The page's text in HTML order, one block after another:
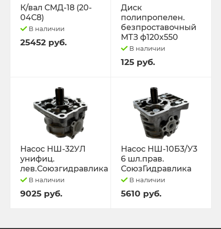
К/вал СМД-18 (20-
04С8)
В наличии
25452 руб.
Диск
полипропелен.
безпроставочный
МТЗ ф120х550
В наличии
125 руб.
Насос НШ-32УЛ
унифиц.
лев.Союзгидравлика
В наличии
9025 руб.
Насос НШ-10Б3/У3
6 шл.прав.
СоюзГидравлика
В наличии
5610 руб.